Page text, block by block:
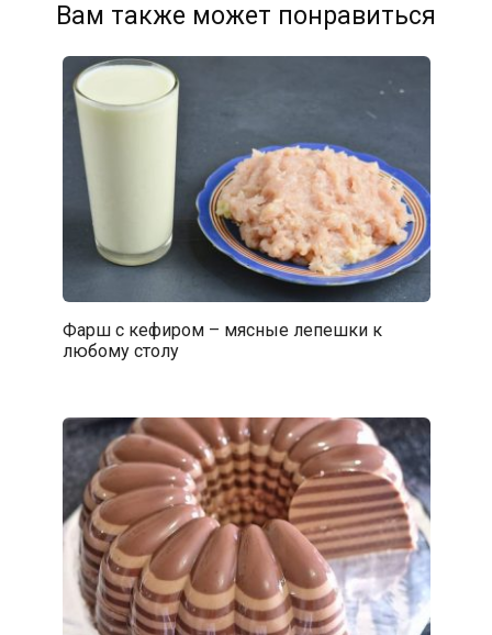
Вам также может понравиться
Фарш с кефиром – мясные лепешки к
любому столу